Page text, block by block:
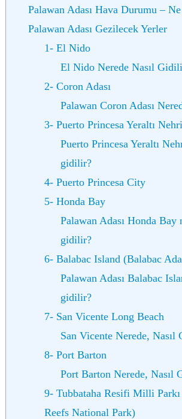
Palawan Adası Hava Durumu –
Palawan Adası Gezilecek Yerler
1- El Nido
El Nido Nerede Nasıl
2- Coron Adası
Palawan Coron Adası
3- Puerto Princesa Yeraltı
Puerto Princesa Yeraltı
gidilir?
4- Puerto Princesa City
5- Honda Bay
Palawan Adası Honda Bay
gidilir?
6- Balabac Island (Balabac
Palawan Adası Balabac
gidilir?
7- San Vicente Long Beach
San Vicente Nerede, Nasıl
8- Port Barton
Port Barton Nerede, Nasıl
9- Tubbataha Resifi Milli Parkı
Reefs National Park)